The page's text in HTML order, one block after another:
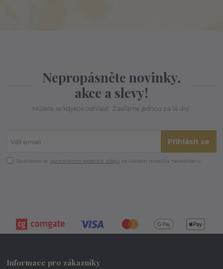
Nepropásněte novinky,
akce a slevy!
Můžete se kdykoli odhlásit. Zasíláme jednou za 14 dní.
Přihlásit se
Souhlasím se zpracováním osobních údajů za účelem rozesílky newsletteru.
Informace pro zákazníky